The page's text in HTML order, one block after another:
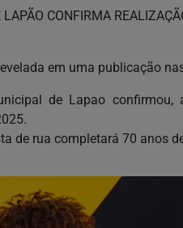
LAPÃO CONFIRMA
em uma publicação
de Lapao
de rua completará 70 anos